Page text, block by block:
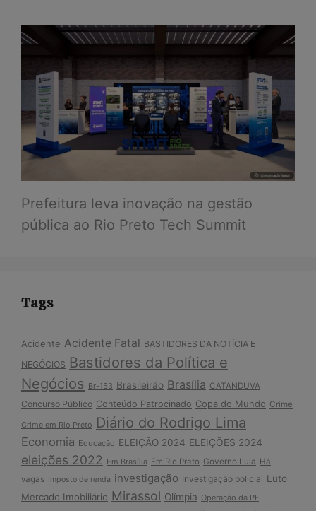
Prefeitura leva inovação na gestão
pública ao Rio Preto Tech Summit
Tags
Acidente Acidente Fatal BASTIDORES DA NOTÍCIA E
NEGÓCIOS Bastidores da Política e
Negócios Br-153 Brasileirão Brasília CATANDUVA
Concurso Público Conteúdo Patrocinado Copa do Mundo Crime
Crime em Rio Preto Diário do Rodrigo Lima
Economia Educação ELEIÇÃO 2024 ELEIÇÕES 2024
eleições 2022 Em Brasília Em Rio Preto Governo Lula Há
vagas
Imposto de renda investigação Investigação policial Luto
Mercado Imobiliário Mirassol Olímpia Operação da PF